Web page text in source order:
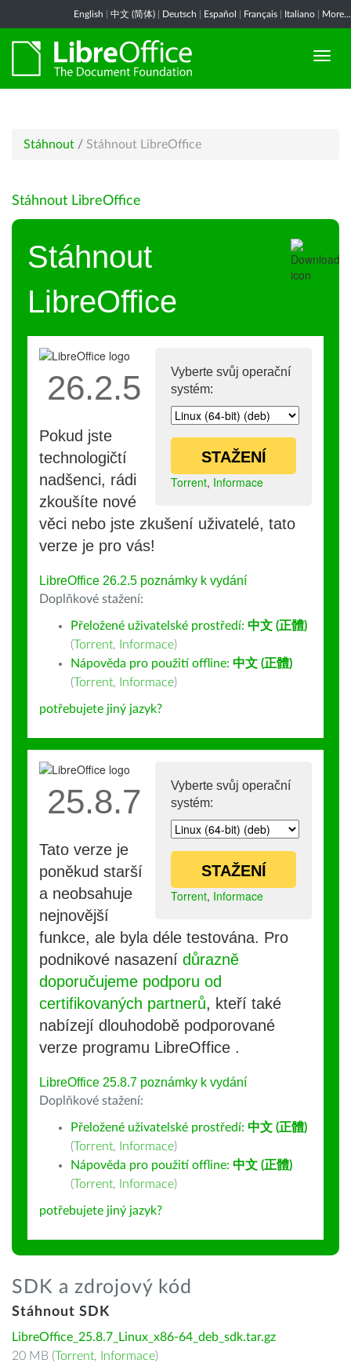
English 中文 (简体) Deutsch Español Français Italiano More...
Stáhnout / Stáhnout LibreOffice
Stáhnout LibreOffice
Stáhnout
LibreOffice
Vyberte svůj operační
systém:
STAŽENÍ
Torrent, Informace
26.2.5
Pokud jste
technologičtí
nadšenci, rádi
zkoušíte nové
věci nebo jste zkušení uživatelé, tato
verze je pro vás!
LibreOffice 26.2.5 poznámky k vydání
Doplňkové stažení:
Přeložené uživatelské prostředí: 中文 (正體)
(Torrent, Informace)
Nápověda pro použití offline: 中文 (正體)
(Torrent, Informace)
potřebujete jiný jazyk?
Vyberte svůj operační
systém:
STAŽENÍ
Torrent, Informace
25.8.7
Tato verze je
poněkud starší
a neobsahuje
nejnovější
funkce, ale byla déle testována. Pro
podnikové nasazení důrazně
doporučujeme podporu od
certifikovaných partnerů, kteří také
nabízejí dlouhodobě podporované
verze programu LibreOffice .
LibreOffice 25.8.7 poznámky k vydání
Doplňkové stažení:
Přeložené uživatelské prostředí: 中文 (正體)
(Torrent, Informace)
Nápověda pro použití offline: 中文 (正體)
(Torrent, Informace)
potřebujete jiný jazyk?
SDK a zdrojový kód
Stáhnout SDK
LibreOffice_25.8.7_Linux_x86-64_deb_sdk.tar.gz
20 MB (Torrent, Informace)